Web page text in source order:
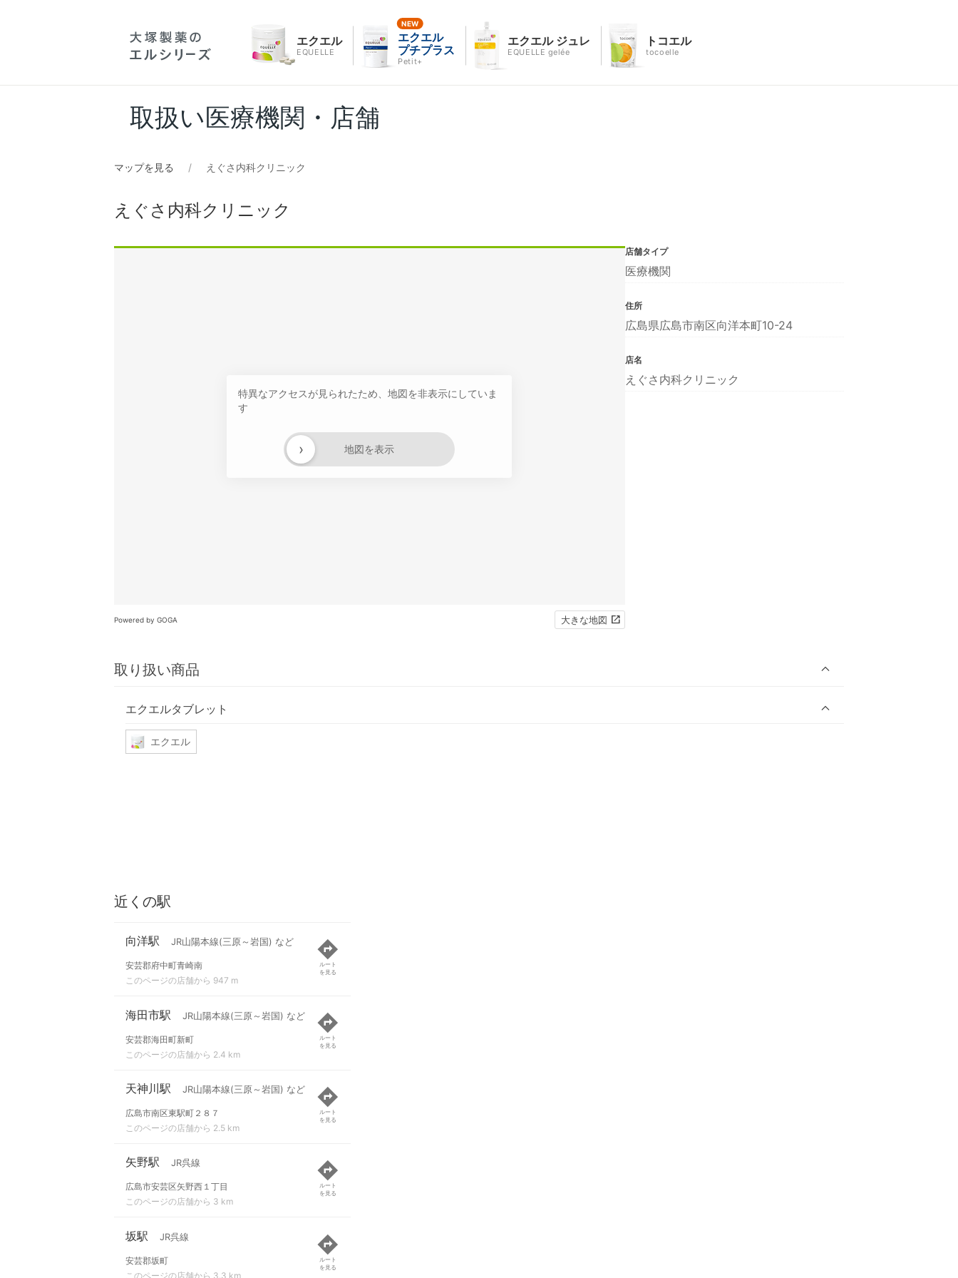
エクエル
EQUELLE
エクエル
プチプラス
Petit+
エクエル ジュレ
EQUELLE gelée
トコエル
tocoelle
取扱い医療機関・店舗
マップを見る えぐさ内科クリニック
えぐさ内科クリニック
特異なアクセスが見られたため、地図を非表示にしていま
す
地図を表示
›
Powered by GOGA 大きな地図
取り扱い商品
エクエルタブレット
エクエル
店舗タイプ
医療機関
住所
広島県広島市南区向洋本町10-24
店名
えぐさ内科クリニック
近くの駅
向洋駅 JR山陽本線(三原～岩国) など
安芸郡府中町青崎南
このページの店舗から 947 m
ルート
を見る
海田市駅 JR山陽本線(三原～岩国) など
安芸郡海田町新町
このページの店舗から 2.4 km
ルート
を見る
天神川駅 JR山陽本線(三原～岩国) など
広島市南区東駅町２８７
このページの店舗から 2.5 km
ルート
を見る
矢野駅 JR呉線
広島市安芸区矢野西１丁目
このページの店舗から 3 km
ルート
を見る
坂駅 JR呉線
安芸郡坂町
このページの店舗から 3.3 km
ルート
を見る